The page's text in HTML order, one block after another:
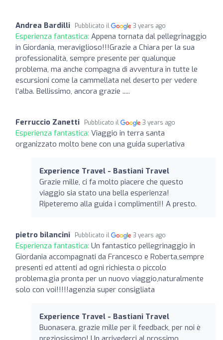
Andrea Bardilli Pubblicato il 3 years ago
Esperienza fantastica: Appena tornata dal pellegrinaggio
in Giordania, meraviglioso!!!Grazie a Chiara per la sua
professionalità, sempre presente per qualunque
problema, ma anche compagna di avventura in tutte le
escursioni come la cammellata nel deserto per vedere
l'alba. Bellissimo, ancora grazie .....
Ferruccio Zanetti Pubblicato il 3 years ago
Esperienza fantastica: Viaggio in terra santa
organizzato molto bene con una guida superlativa
Experience Travel - Bastiani Travel
Grazie mille, ci fa molto piacere che questo
viaggio sia stato una bella esperienza!
Ripeteremo alla guida i complimenti!! A presto.
pietro bilancini Pubblicato il 3 years ago
Esperienza fantastica: Un fantastico pellegrinaggio in
Giordania accompagnati da Francesco e Roberta,sempre
presenti ed attenti ad ogni richiesta o piccolo
problema.gia pronta per un nuovo viaggio,naturalmente
solo con voi!!!!!agenzia super consigliata
Experience Travel - Bastiani Travel
Buonasera, grazie mille per il feedback, per noi è